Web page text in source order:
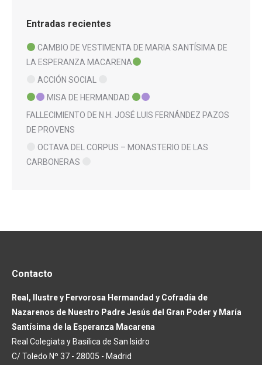
Entradas recientes
CAMBIO DE VESTIMENTA DE MARIA SANTÍSIMA DE
LA ESPERANZA MACARENA
ACCIÓN SOCIAL
MISA DE HERMANDAD
FALLECIMIENTO DE N.H. JOSÉ LUIS FERNÁNDEZ PAZOS
DE PROVENS
OCTAVA DEL CORPUS – MONASTERIO DE LAS
CARBONERAS
Contacto
Real, Ilustre y Fervorosa Hermandad y Cofradía de
Nazarenos de Nuestro Padre Jesús del Gran Poder y María
Santísima de la Esperanza Macarena
Real Colegiata y Basílica de San Isidro
C/ Toledo Nº 37 - 28005 - Madrid